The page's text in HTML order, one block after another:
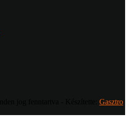
Gasztro